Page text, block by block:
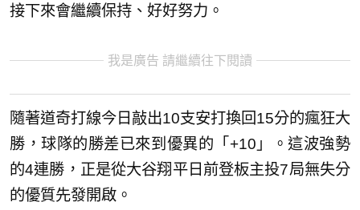
接下來會繼續保持、好好努力。
我是廣告 請繼續往下閱讀
隨著道奇打線今日敲出10支安打換回15分的瘋狂大
勝，球隊的勝差已來到優異的「+10」。這波強勢
的4連勝，正是從大谷翔平日前登板主投7局無失分
的優質先發開啟。